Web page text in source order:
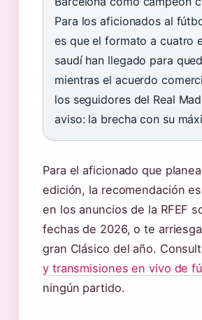
Para los aficionados al
es que el formato a cuatro
saudí han llegado para
mientras el acuerdo
los seguidores del Real
aviso: la brecha con su
Para el aficionado que
edición, la recomendación
en los anuncios de la RFEF
fechas de 2026, o te
gran Clásico del año.
y transmisiones en vivo de
ningún partido.